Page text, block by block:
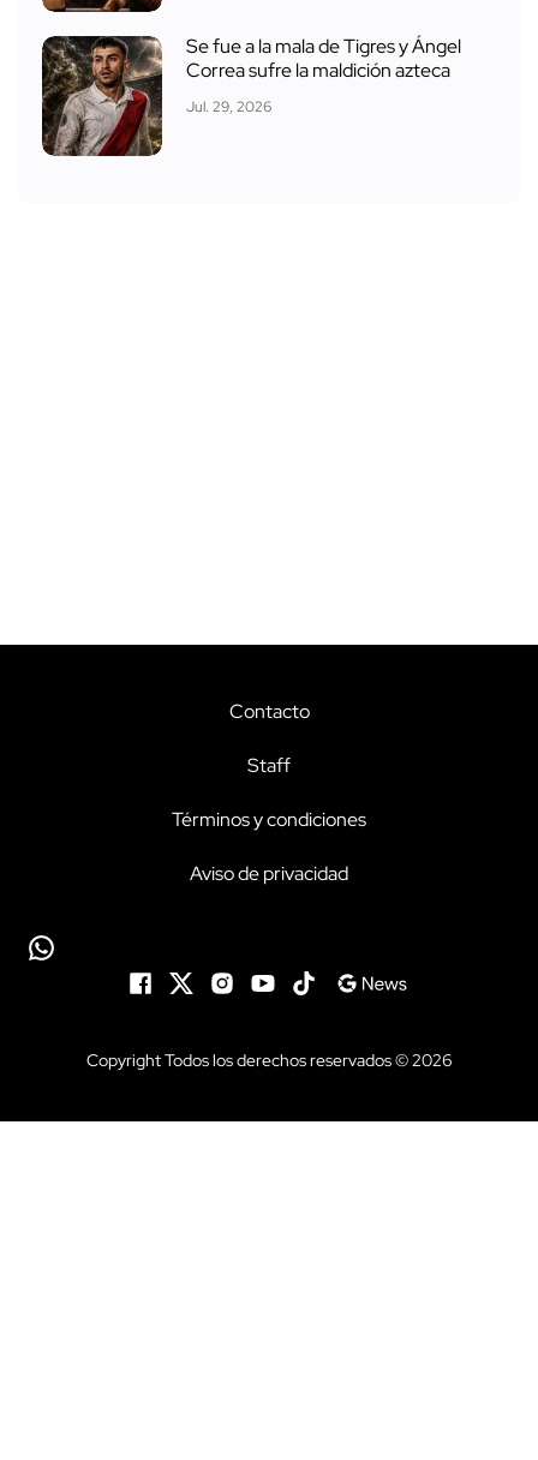
Se fue a la mala de Tigres y Ángel
Correa sufre la maldición azteca
Jul. 29, 2026
Contacto
Staff
Términos y condiciones
Aviso de privacidad
Copyright Todos los derechos reservados © 2026